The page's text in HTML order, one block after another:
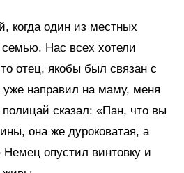
когда один из местных
Нас всех хотели
отец, якобы был связан с
направил на маму, меня
полицай сказал: «Пан, что вы
она же дуроковатая, а
опустил винтовку и